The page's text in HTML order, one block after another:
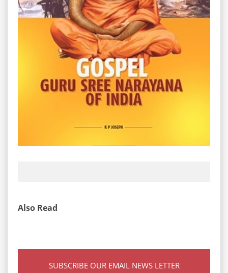
Also Read
SUBSCRIBE OUR EMAIL NEWS LETTER